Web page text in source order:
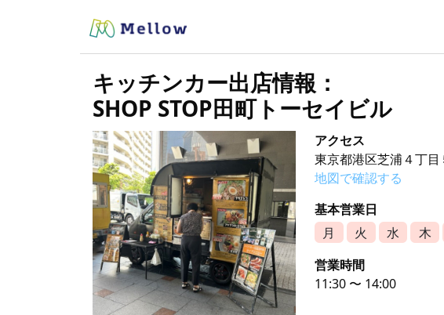
キッチンカー出店情報：
SHOP STOP田町トーセイビル
アクセス
東京都港区芝浦４丁目
地図で確認する
基本営業日
月
火 水 木
営業時間
11:30 〜 14:00